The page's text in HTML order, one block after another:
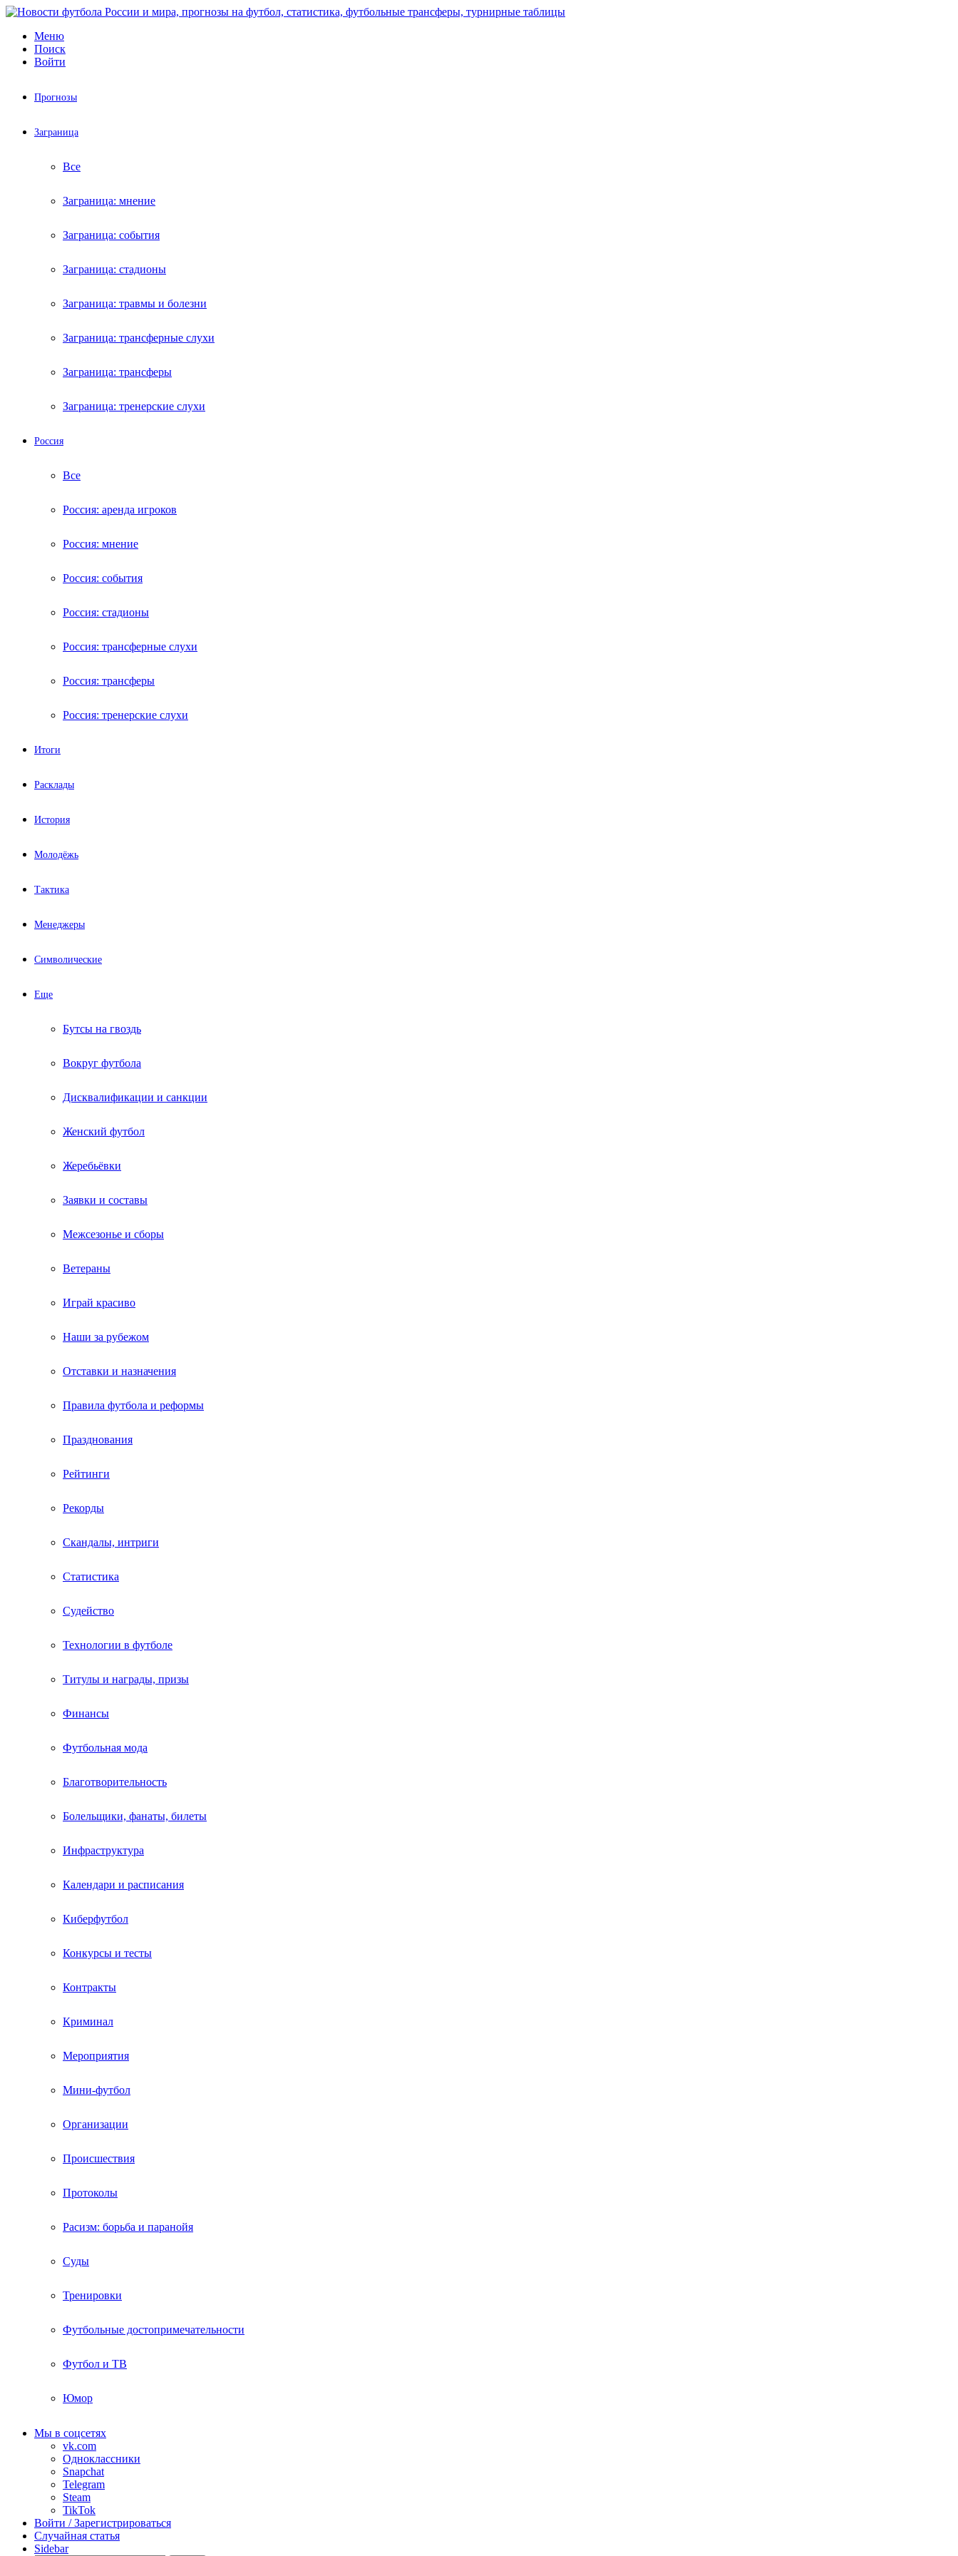
Меню
Поиск
Войти
Прогнозы
Заграница
Все
Заграница: мнение
Заграница: события
Заграница: стадионы
Заграница: травмы и болезни
Заграница: трансферные слухи
Заграница: трансферы
Заграница: тренерские слухи
Россия
Все
Россия: аренда игроков
Россия: мнение
Россия: события
Россия: стадионы
Россия: трансферные слухи
Россия: трансферы
Россия: тренерские слухи
Итоги
Расклады
История
Молодёжь
Тактика
Менеджеры
Символические
Еще
Бутсы на гвоздь
Вокруг футбола
Дисквалификации и санкции
Женский футбол
Жеребьёвки
Заявки и составы
Межсезонье и сборы
Ветераны
Играй красиво
Наши за рубежом
Отставки и назначения
Правила футбола и реформы
Празднования
Рейтинги
Рекорды
Скандалы, интриги
Статистика
Судейство
Технологии в футболе
Титулы и награды, призы
Финансы
Футбольная мода
Благотворительность
Болельщики, фанаты, билеты
Инфраструктура
Календари и расписания
Киберфутбол
Конкурсы и тесты
Контракты
Криминал
Мероприятия
Мини-футбол
Организации
Происшествия
Протоколы
Расизм: борьба и паранойя
Суды
Тренировки
Футбольные достопримечательности
Футбол и ТВ
Юмор
Мы в соцсетях
vk.com
Одноклассники
Snapchat
Telegram
Steam
TikTok
Войти / Зарегистрироваться
Случайная статья
Sidebar